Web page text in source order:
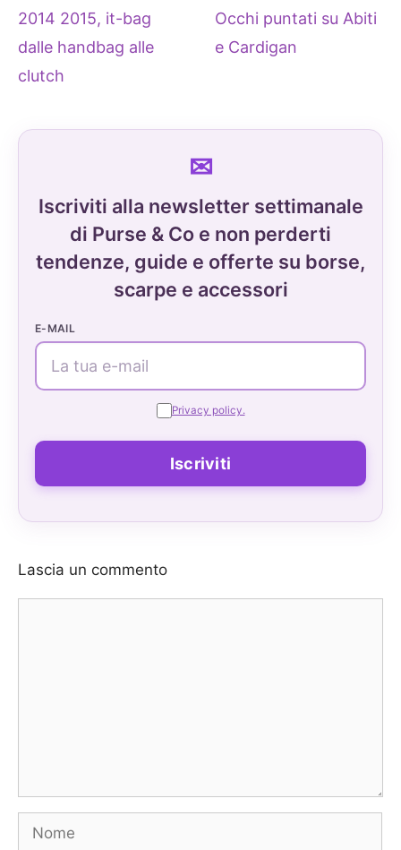
2014 2015, it-bag
dalle handbag alle
clutch
Occhi puntati su Abiti
e Cardigan
Iscriviti alla newsletter settimanale
di Purse & Co e non perderti
tendenze, guide e offerte su borse,
scarpe e accessori
E-MAIL
Privacy policy.
Lascia un commento
Nome